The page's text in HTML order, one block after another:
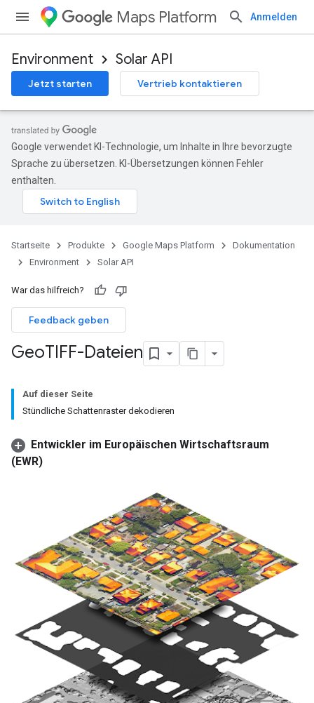
Maps Platform Anmelden
Environment Solar API
Jetzt starten Vertrieb kontaktieren
Google verwendet KI-Technologie, um Inhalte in Ihre bevorzugte
Sprache zu übersetzen. KI-Übersetzungen können Fehler
enthalten.
Startseite Produkte Google Maps Platform
Dokumentation
Environment
Solar API
War das hilfreich?
Feedback geben
GeoTIFF-Dateien
Auf dieser Seite
Stündliche Schattenraster dekodieren
Entwickler im Europäischen Wirtschaftsraum
(EWR)